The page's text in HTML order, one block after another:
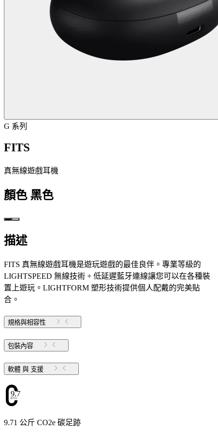
G 系列
FITS
真無線遊戲耳機
顏色 黑色
描述
FITS 真無線遊戲耳機是遊玩遊戲的最佳良伴。專業等級的
LIGHTSPEED 無線技術 + 低延遲藍牙連線讓您可以在各種裝
置上遊玩。LIGHTFORM 塑形技術提供個人配戴的完美貼
合。
規格與相容性
包裝內容
軟體 與 支援
9.71
9.71 公斤 CO2e 碳足跡